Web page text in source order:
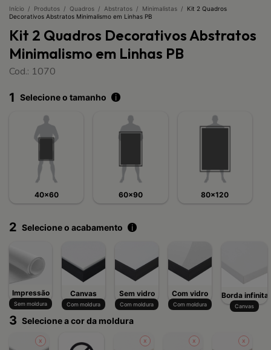
Início / Produtos / Quadros / Abstratos / Minimalistas /
Kit 2 Quadros
Decorativos Abstratos Minimalismo em Linhas PB
Kit 2 Quadros Decorativos Abstratos
Minimalismo em Linhas PB
Cod.: 1070
1 Selecione o tamanho i
40x60 60x90 80x120
2 Selecione o acabamento i
Impressão
Sem moldura
Canvas
Com moldura
Sem vidro
Com moldura
Com vidro
Com moldura
Borda infinita
Canvas
3 Selecione a cor da moldura